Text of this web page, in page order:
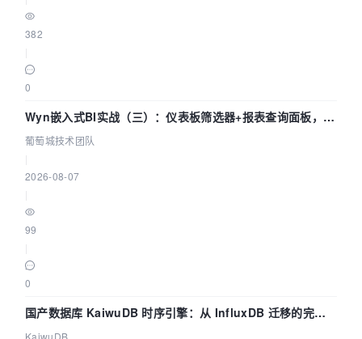
382
0
Wyn嵌入式BI实战（三）：仪表板筛选器+报表查询面板，参
数联动全闭环
葡萄城技术团队
2026-08-07
99
0
国产数据库 KaiwuDB 时序引擎：从 InfluxDB 迁移的完整
技术路径
KaiwuDB